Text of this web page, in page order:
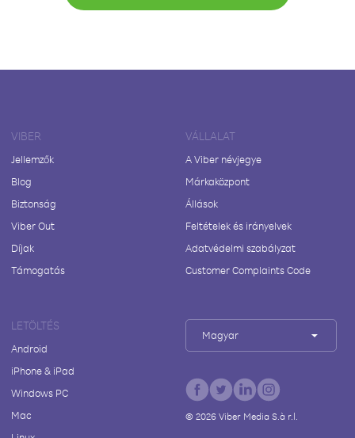
VIBER
Jellemzők
Blog
Biztonság
Viber Out
Díjak
Támogatás
VÁLLALAT
A Viber névjegye
Márkaközpont
Állások
Feltételek és irányelvek
Adatvédelmi szabályzat
Customer Complaints Code
LETÖLTÉS
Android
iPhone & iPad
Windows PC
Mac
Magyar
© 2026Viber Media S.à r.l.